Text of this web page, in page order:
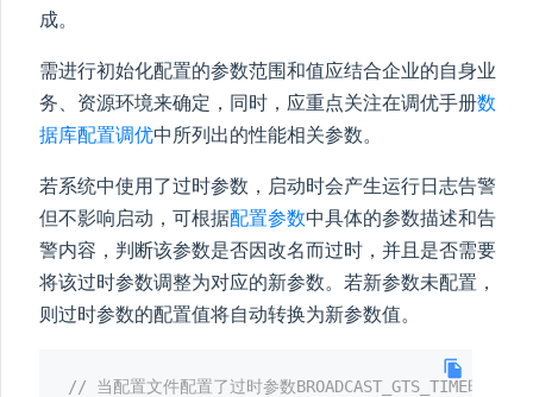
成。
需进行初始化配置的参数范围和值应结合企业的自身业
务、资源环境来确定，同时，应重点关注在调优手册数
据库配置调优中所列出的性能相关参数。
若系统中使用了过时参数，启动时会产生运行日志告警
但不影响启动，可根据配置参数中具体的参数描述和告
警内容，判断该参数是否因改名而过时，并且是否需要
将该过时参数调整为对应的新参数。若新参数未配置，
则过时参数的配置值将自动转换为新参数值。
// 当配置文件配置了过时参数BROADCAST_GTS_TIME时，